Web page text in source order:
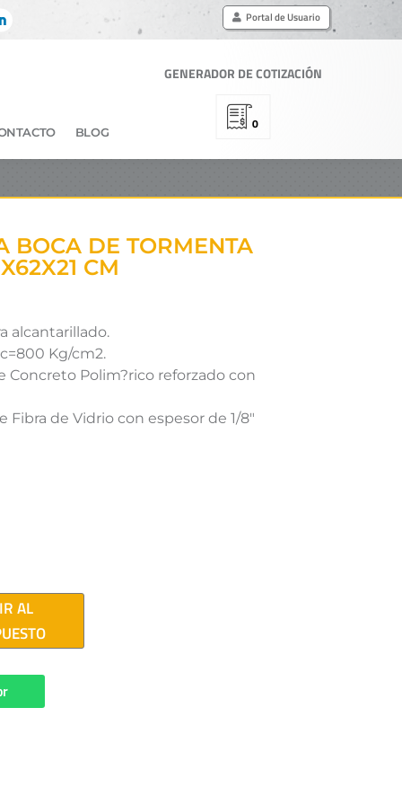
Portal de Usuario
GENERADOR DE COTIZACIÓN
0
BLOG
BOCA DE TORMENTA
CM
alcantarillado.
Kg/cm2.
Concreto Polim?rico reforzado con
Fibra de Vidrio con espesor de 1/8″
AL